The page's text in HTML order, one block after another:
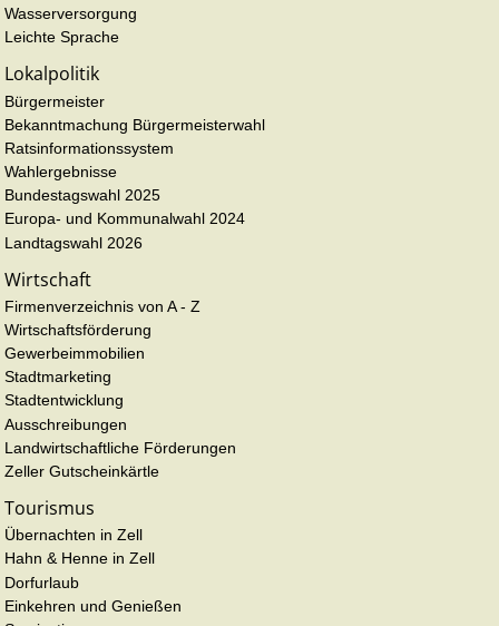
Wasserversorgung
Leichte Sprache
Lokalpolitik
Bürgermeister
Bekanntmachung Bürgermeisterwahl
Ratsinformationssystem
Wahlergebnisse
Bundestagswahl 2025
Europa- und Kommunalwahl 2024
Landtagswahl 2026
Wirtschaft
Firmenverzeichnis von A - Z
Wirtschaftsförderung
Gewerbeimmobilien
Stadtmarketing
Stadtentwicklung
Ausschreibungen
Landwirtschaftliche Förderungen
Zeller Gutscheinkärtle
Tourismus
Übernachten in Zell
Hahn & Henne in Zell
Dorfurlaub
Einkehren und Genießen